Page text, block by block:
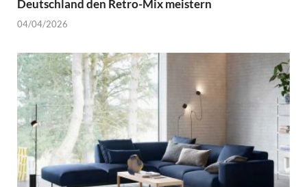
Deutschland den Retro-Mix meistern
04/04/2026